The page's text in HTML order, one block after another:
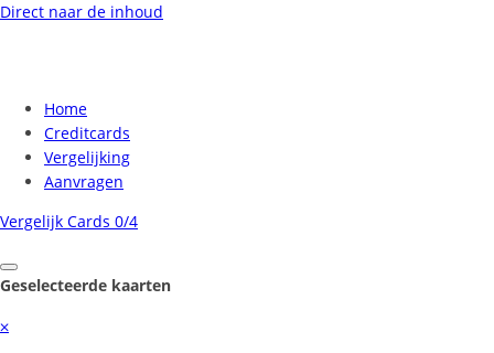
Direct naar de inhoud
Home
Creditcards
Vergelijking
Aanvragen
Vergelijk Cards 0/4
Geselecteerde kaarten
⨉